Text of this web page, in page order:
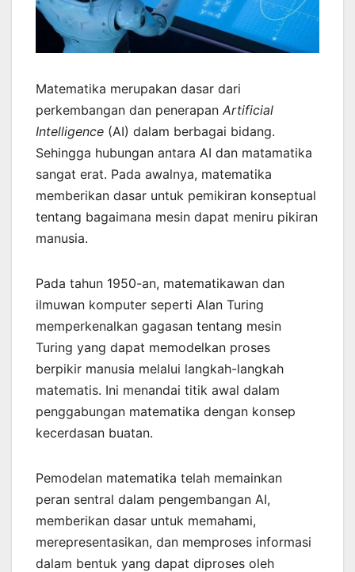
Matematika merupakan dasar dari
perkembangan dan penerapan Artificial
Intelligence (AI) dalam berbagai bidang.
Sehingga hubungan antara AI dan matamatika
sangat erat. Pada awalnya, matematika
memberikan dasar untuk pemikiran konseptual
tentang bagaimana mesin dapat meniru pikiran
manusia.
Pada tahun 1950-an, matematikawan dan
ilmuwan komputer seperti Alan Turing
memperkenalkan gagasan tentang mesin
Turing yang dapat memodelkan proses
berpikir manusia melalui langkah-langkah
matematis. Ini menandai titik awal dalam
penggabungan matematika dengan konsep
kecerdasan buatan.
Pemodelan matematika telah memainkan
peran sentral dalam pengembangan AI,
memberikan dasar untuk memahami,
merepresentasikan, dan memproses informasi
dalam bentuk yang dapat diproses oleh